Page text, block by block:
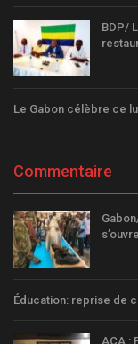
BDP/
Le Gabon célèbre ce
Commentaire
Éducation: reprise de
ACA :